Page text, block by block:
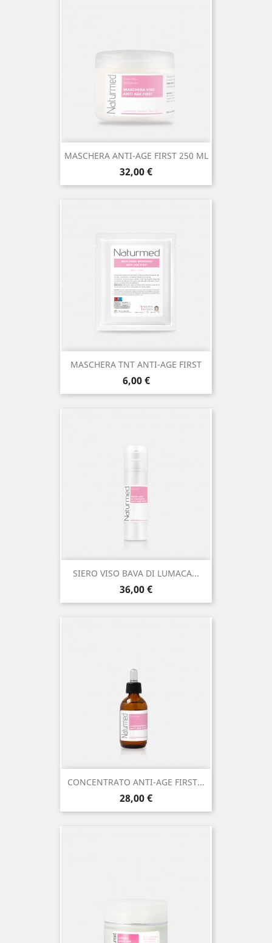
MASCHERA ANTI-AGE FIRST 250 ML
Prezzo
32,00 €
MASCHERA TNT ANTI-AGE FIRST
Prezzo
6,00 €
SIERO VISO BAVA DI LUMACA...
Prezzo
36,00 €
CONCENTRATO ANTI-AGE FIRST...
Prezzo
28,00 €